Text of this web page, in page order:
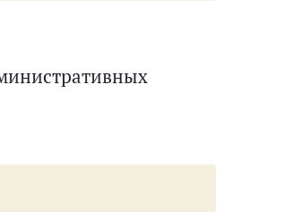
без гражданства на территории РФ (ст. 18.1 -